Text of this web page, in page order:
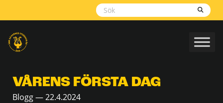
VÅRENS FÖRSTA DAG
Blogg — 22.4.2024